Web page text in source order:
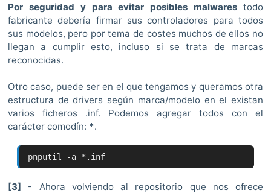
Por seguridad y para evitar posibles malwares todo
fabricante debería firmar sus controladores para todos
sus modelos, pero por tema de costes muchos de ellos no
llegan a cumplir esto, incluso si se trata de marcas
reconocidas.
Otro caso, puede ser en el que tengamos y queramos otra
estructura de drivers según marca/modelo en el existan
varios ficheros .inf. Podemos agregar todos con el
carácter comodín: *.
pnputil -a *.inf
[3] - Ahora volviendo al repositorio que nos ofrece